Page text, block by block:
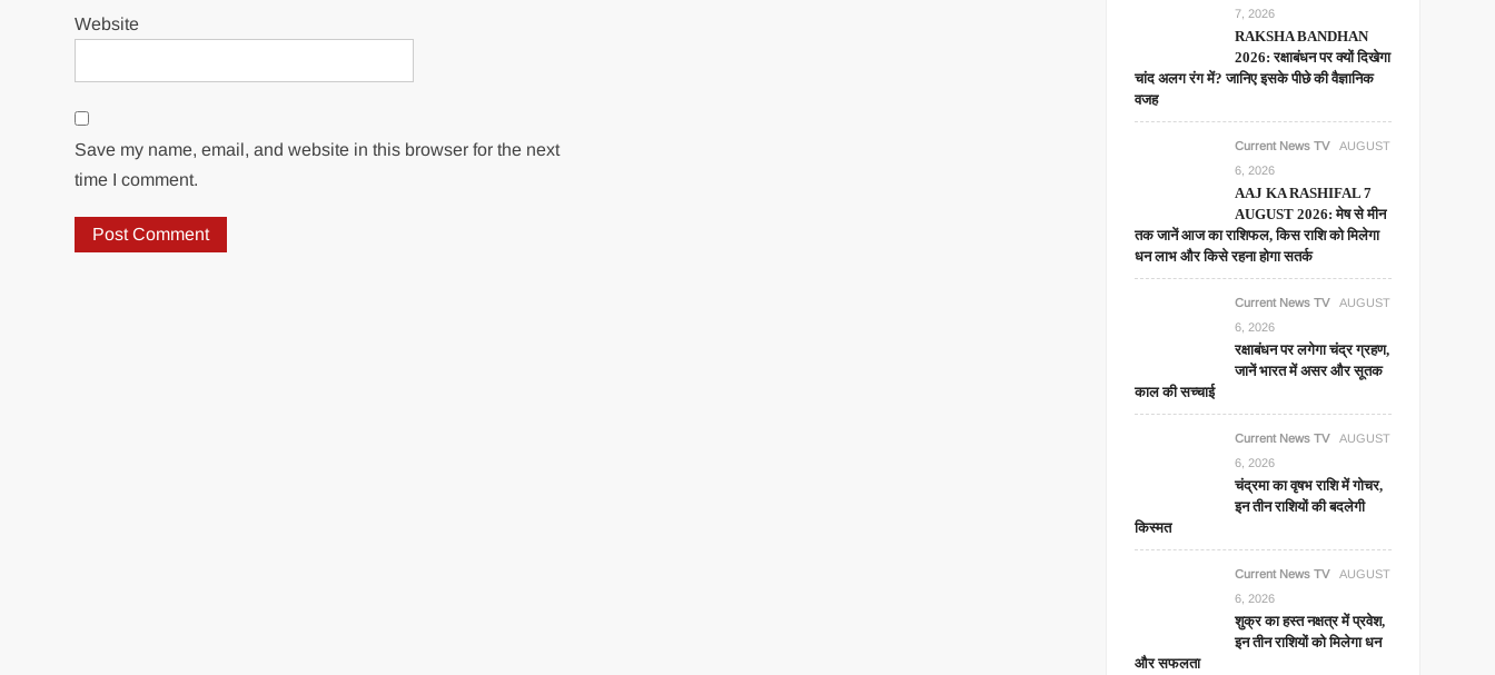
Website
Save my name, email, and website in this browser for the next
time I comment.
7, 2026
RAKSHA BANDHAN
2026: रक्षाबंधन पर क्यों दिखेगा
चांद अलग रंग में? जानिए इसके पीछे की वैज्ञानिक
वजह
Current News TV
AUGUST
6, 2026
AAJ KA RASHIFAL 7
AUGUST 2026: मेष से मीन
तक जानें आज का राशिफल, किस राशि को मिलेगा
धन लाभ और किसे रहना होगा सतर्क
Current News TV
AUGUST
6, 2026
रक्षाबंधन पर लगेगा चंद्र ग्रहण,
जानें भारत में असर और सूतक
काल की सच्चाई
Current News TV
AUGUST
6, 2026
चंद्रमा का वृषभ राशि में गोचर,
इन तीन राशियों की बदलेगी
किस्मत
Current News TV
AUGUST
6, 2026
शुक्र का हस्त नक्षत्र में प्रवेश,
इन तीन राशियों को मिलेगा धन
और सफलता